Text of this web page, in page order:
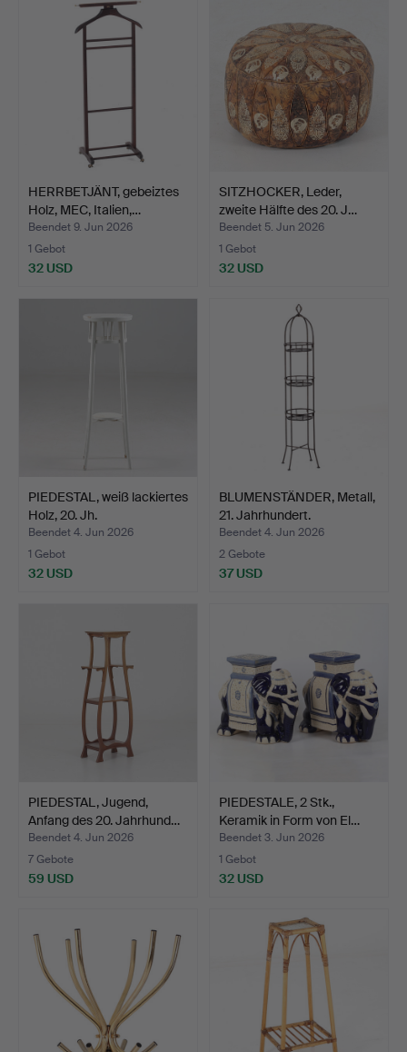
HERRBETJÄNT, gebeiztes
Holz, MEC, Italien,…
Beendet 9. Jun 2026
1 Gebot
32 USD
SITZHOCKER, Leder,
zweite Hälfte des 20. J…
Beendet 5. Jun 2026
1 Gebot
32 USD
PIEDESTAL, weiß lackiertes
Holz, 20. Jh.
Beendet 4. Jun 2026
1 Gebot
32 USD
BLUMENSTÄNDER, Metall,
21. Jahrhundert.
Beendet 4. Jun 2026
2 Gebote
37 USD
PIEDESTAL, Jugend,
Anfang des 20. Jahrhund…
Beendet 4. Jun 2026
7 Gebote
59 USD
PIEDESTALE, 2 Stk.,
Keramik in Form von El…
Beendet 3. Jun 2026
1 Gebot
32 USD